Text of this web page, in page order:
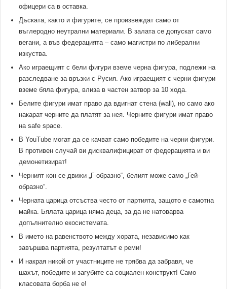
офицери са в оставка.
Дъската, както и фигурите, се произвеждат само от
въглеродно неутрални материали. В залата се допускат само
вегани, а във федерацията – само магистри по либерални
изкуства.
Ако играещият с бели фигури вземе черна фигура, подлежи на
разследване за връзки с Русия. Ако играещият с черни фигури
вземе бяла фигура, влиза в частен затвор за 10 хода.
Белите фигури имат право да вдигнат стена (wall), но само ако
накарат черните да платят за нея. Черните фигури имат право
на safe space.
В YouTube могат да се качват само победите на черни фигури.
В противен случай ви дисквалифицират от федерацията и ви
демонетизират!
Черният кон се движи „Г-образно“, белият може само „Гей-
образно“.
Черната царица отсъства често от партията, защото е самотна
майка. Бялата царица няма деца, за да не натоварва
допълнително екосистемата.
В името на равенството между хората, независимо как
завършва партията, резултатът е реми!
И накрая никой от участниците не трябва да забравя, че
шахът, победите и загубите са социален конструкт! Само
класовата борба не е!